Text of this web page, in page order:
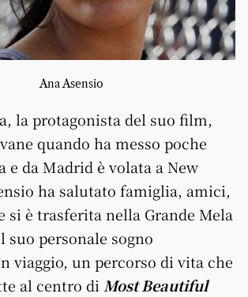
Ana Asensio
la protagonista del suo film,
quando ha messo poche
e da Madrid è volata a New
ha salutato famiglia, amici,
si è trasferita nella Grande Mela
suo personale sogno
viaggio, un percorso di vita che
al centro di Most Beautiful